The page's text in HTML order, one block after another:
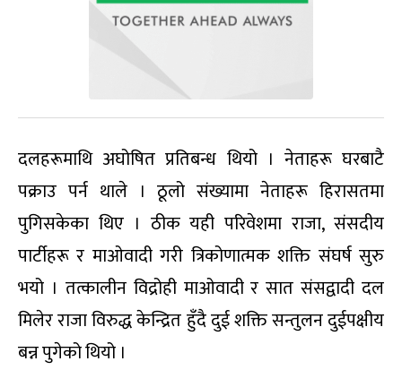
दलहरूमाथि अघोषित प्रतिबन्ध थियो । नेताहरू घरबाटै
पक्राउ पर्न थाले । ठूलो संख्यामा नेताहरू हिरासतमा
पुगिसकेका थिए । ठीक यही परिवेशमा राजा, संसदीय
पार्टीहरू र माओवादी गरी त्रिकोणात्मक शक्ति संघर्ष सुरु
भयो । तत्कालीन विद्रोही माओवादी र सात संसद्वादी दल
मिलेर राजा विरुद्ध केन्द्रित हुँदै दुई शक्ति सन्तुलन दुईपक्षीय
बन्न पुगेको थियो ।